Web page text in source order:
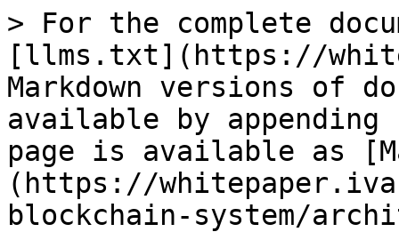
> For the complete
[llms.txt](https://
Markdown versions of
available by
page is available as
(https://
blockchain-system/